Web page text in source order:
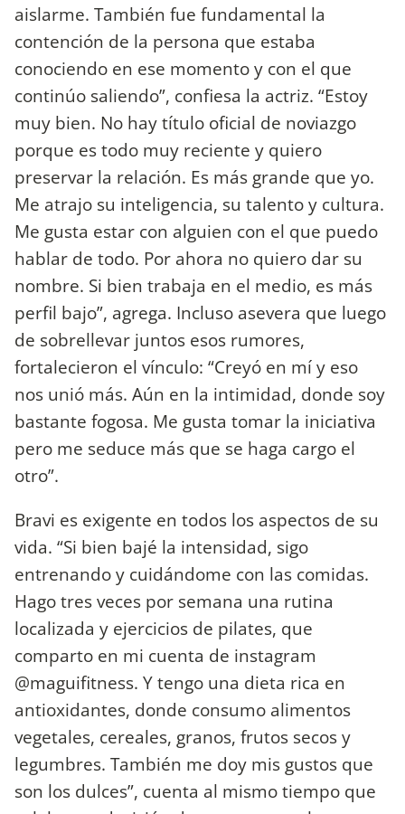
aislarme. También fue fundamental la
contención de la persona que estaba
conociendo en ese momento y con el que
continúo saliendo”, confiesa la actriz. “Estoy
muy bien. No hay título oficial de noviazgo
porque es todo muy reciente y quiero
preservar la relación. Es más grande que yo.
Me atrajo su inteligencia, su talento y cultura.
Me gusta estar con alguien con el que puedo
hablar de todo. Por ahora no quiero dar su
nombre. Si bien trabaja en el medio, es más
perfil bajo”, agrega. Incluso asevera que luego
de sobrellevar juntos esos rumores,
fortalecieron el vínculo: “Creyó en mí y eso
nos unió más. Aún en la intimidad, donde soy
bastante fogosa. Me gusta tomar la iniciativa
pero me seduce más que se haga cargo el
otro”.
Bravi es exigente en todos los aspectos de su
vida. “Si bien bajé la intensidad, sigo
entrenando y cuidándome con las comidas.
Hago tres veces por semana una rutina
localizada y ejercicios de pilates, que
comparto en mi cuenta de instagram
@maguifitness. Y tengo una dieta rica en
antioxidantes, donde consumo alimentos
vegetales, cereales, granos, frutos secos y
legumbres. También me doy mis gustos que
son los dulces”, cuenta al mismo tiempo que